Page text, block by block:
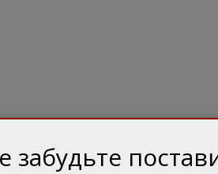
забудьте